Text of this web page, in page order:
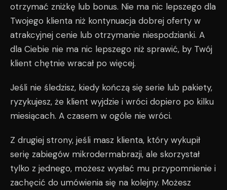
otrzymać zniżkę lub bonus. Nie ma nic lepszego dla
Twojego klienta niż kontynuacja dobrej oferty w
atrakcyjnej cenie lub otrzymanie niespodzianki. A
dla Ciebie nie ma nic lepszego niż sprawić, by Twój
klient chętnie wracał po więcej.
Jeśli nie śledzisz, kiedy kończą się serie lub pakiety,
ryzykujesz, że klient wyjdzie i wróci dopiero po kilku
miesiącach. A czasem w ogóle nie wróci.
Z drugiej strony, jeśli masz klienta, który wykupił
serię zabiegów mikrodermabrazji, ale skorzystał
tylko z jednego, możesz wysłać mu przypomnienie i
zachęcić do umówienia się na kolejny. Możesz